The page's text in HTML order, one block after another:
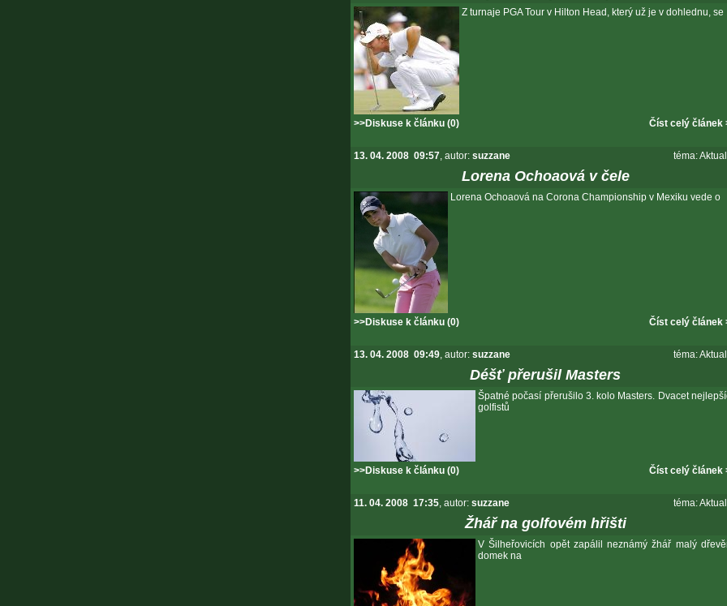
Z turnaje PGA Tour v Hilton Head, který už je v dohlednu, se
>>Diskuse k článku (0) Číst celý článek
13. 04. 2008 09:57, autor: suzzane téma:
Lorena Ochoaová v čele
Lorena Ochoaová na Corona Championship v Mexiku vede o
>>Diskuse k článku (0) Číst celý článek
13. 04. 2008 09:49, autor: suzzane téma:
Déšť přerušil Masters
Špatné počasí přerušilo 3. kolo Masters. Dvacet
golfistů
>>Diskuse k článku (0) Číst celý článek
11. 04. 2008 17:35, autor: suzzane téma:
Žhář na golfovém hřišti
V Šilheřovicích opět zapálil neznámý žhář malý
domek na